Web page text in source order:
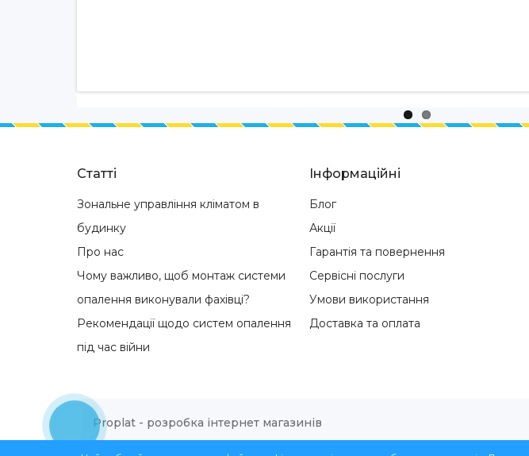
Статті
Зональне управління кліматом в
будинку
Про нас
Чому важливо, щоб монтаж системи
опалення виконували фахівці?
Рекомендації щодо систем опалення
під час війни
Інформаційні
Блог
Акції
Гарантія та повернення
Сервісні послуги
Умови використання
Доставка та оплата
Proplat - розробка інтернет магазинів